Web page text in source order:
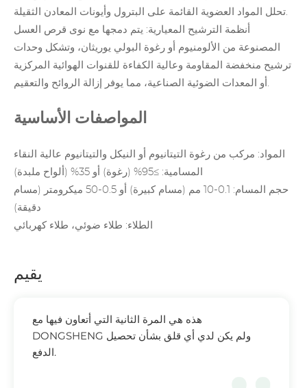
أنظمة الترشيح المعيارية: يتم دمجها مع نوى قرص العسل
المصنوعة من الألومنيوم أو رغوة البولي يوريثان، وتشكل وحدات
ترشيح منخفضة المقاومة وعالية الكفاءة للقنوات الهوائية المركزية
المواصفات الأساسية
المواد: مركب من رغوة التيتانيوم أو النيكل والتيتانيوم عالية النقاء
المسامية: ≥95% (رغوة) أو 35% (ألواح ملبدة)
حجم المسام: 0.1-10 مم (مسام كبيرة) أو 0.5-50 ميكرومتر (مسام
دقيقة)
الطلاء: طلاء ضوئي، طلاء كهربائي
يقيم
هذه هي المرة الثانية التي أتعاون فيها مع
DONGSHENG ولم يكن لدي أي قلق بشأن تحصيل
الدفع.